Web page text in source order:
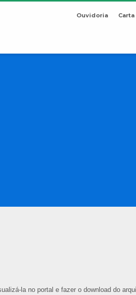
Ouvidoria
la no portal e fazer o download do